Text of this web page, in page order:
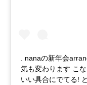
. nanaの新年会
気も変わります こ
いい具合にでてる!